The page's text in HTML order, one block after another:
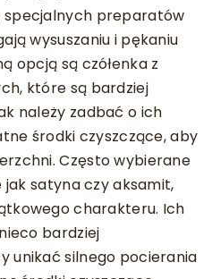
specjalnych preparatów
wysuszaniu i pękaniu
opcją są czółenka z
które są bardziej
należy zadbać o ich
środki czyszczące, aby
Często wybierane
satyna czy aksamit,
charakteru. Ich
bardziej
unikać silnego pocierania